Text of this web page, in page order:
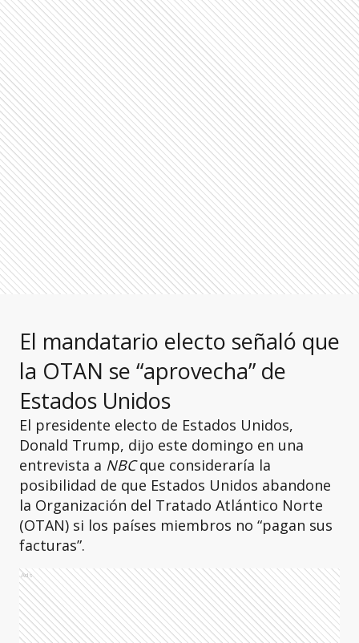
El mandatario electo señaló que
la OTAN se “aprovecha” de
Estados Unidos
El presidente electo de Estados Unidos,
Donald Trump, dijo este domingo en una
entrevista a NBCque consideraría la
posibilidad de que Estados Unidos abandone
la Organización del Tratado Atlántico Norte
(OTAN) si los países miembros no “pagan sus
facturas”.
Ads